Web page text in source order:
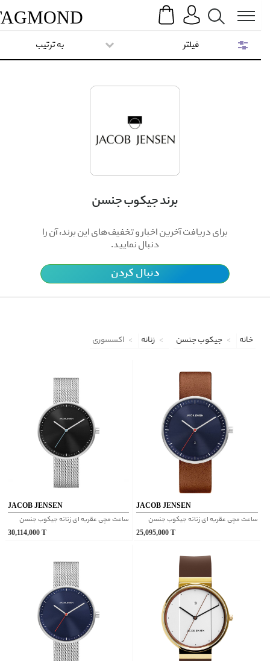
Search
TAGMOND
برند جیکوب جنسن
برای دریافت آخرین اخبار و تخفیف‌های این برند، آن را
دنبال نمایید.
دنبال کردن
به ترتیب
خانه جیکوب جنسن زنانه اکسسوری
JACOB JENSEN
ساعت مچی عقربه ای زنانه جیکوب جنسن
30,114,000
JACOB JENSEN
ساعت مچی عقربه ای زنانه جیکوب جنسن
25,095,000
فیلتر